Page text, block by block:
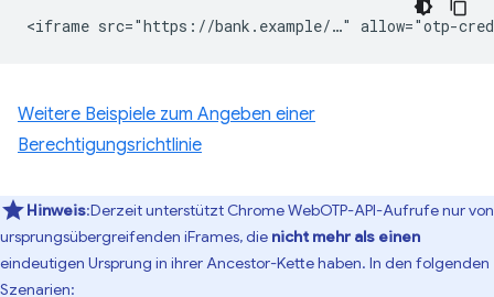
Weitere Beispiele zum Angeben einer
Berechtigungsrichtlinie
Hinweis:Derzeit unterstützt Chrome WebOTP-API-Aufrufe nur von
ursprungsübergreifenden iFrames, die nicht mehr als einen
eindeutigen Ursprung in ihrer Ancestor-Kette haben. In den folgenden
Szenarien: